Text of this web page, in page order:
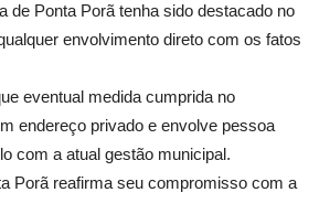
de Ponta Porã tenha sido destacado no
envolvimento direto com os fatos
eventual medida cumprida no
endereço privado e envolve pessoa
com a atual gestão municipal.
Porã reafirma seu compromisso com a